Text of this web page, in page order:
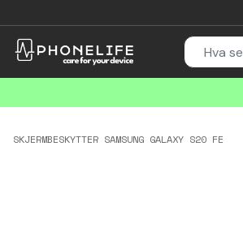
SKJERMBESKYTTER SAMSUNG GALAXY S20 FE